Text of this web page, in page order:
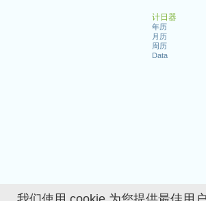
计日器
年历
月历
周历
Data